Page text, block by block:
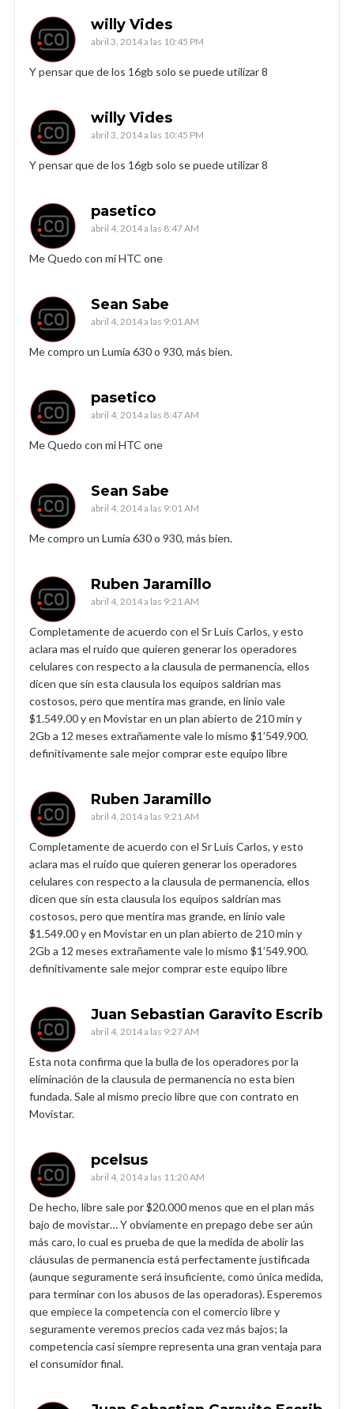
willy Vides
abril 3, 2014 a las 10:45 PM
Y pensar que de los 16gb solo se puede utilizar 8
willy Vides
abril 3, 2014 a las 10:45 PM
Y pensar que de los 16gb solo se puede utilizar 8
pasetico
abril 4, 2014 a las 8:47 AM
Me Quedo con mi HTC one
Sean Sabe
abril 4, 2014 a las 9:01 AM
Me compro un Lumia 630 o 930, más bien.
pasetico
abril 4, 2014 a las 8:47 AM
Me Quedo con mi HTC one
Sean Sabe
abril 4, 2014 a las 9:01 AM
Me compro un Lumia 630 o 930, más bien.
Ruben Jaramillo
abril 4, 2014 a las 9:21 AM
Completamente de acuerdo con el Sr Luis Carlos, y esto
aclara mas el ruido que quieren generar los operadores
celulares con respecto a la clausula de permanencia, ellos
dicen que sin esta clausula los equipos saldrían mas
costosos, pero que mentira mas grande, en linio vale
$1.549.00 y en Movistar en un plan abierto de 210 min y
2Gb a 12 meses extrañamente vale lo mismo $1’549.900.
definitivamente sale mejor comprar este equipo libre
Ruben Jaramillo
abril 4, 2014 a las 9:21 AM
Completamente de acuerdo con el Sr Luis Carlos, y esto
aclara mas el ruido que quieren generar los operadores
celulares con respecto a la clausula de permanencia, ellos
dicen que sin esta clausula los equipos saldrían mas
costosos, pero que mentira mas grande, en linio vale
$1.549.00 y en Movistar en un plan abierto de 210 min y
2Gb a 12 meses extrañamente vale lo mismo $1’549.900.
definitivamente sale mejor comprar este equipo libre
Juan Sebastian Garavito Escrib
abril 4, 2014 a las 9:27 AM
Esta nota confirma que la bulla de los operadores por la
eliminación de la clausula de permanencia no esta bien
fundada. Sale al mismo precio libre que con contrato en
Movistar.
pcelsus
abril 4, 2014 a las 11:20 AM
De hecho, libre sale por $20.000 menos que en el plan más
bajo de movistar… Y obviamente en prepago debe ser aún
más caro, lo cual es prueba de que la medida de abolir las
cláusulas de permanencia está perfectamente justificada
(aunque seguramente será insuficiente, como única medida,
para terminar con los abusos de las operadoras). Esperemos
que empiece la competencia con el comercio libre y
seguramente veremos precios cada vez más bajos; la
competencia casi siempre representa una gran ventaja para
el consumidor final.